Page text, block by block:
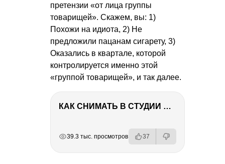
претензии «от лица группы
товарищей». Скажем, вы: 1)
Похожи на идиота, 2) Не
предложили пацанам сигарету, 3)
Оказались в квартале, которой
контролируется именно этой
«группой товарищей», и так далее.
КАК СНИМАТЬ В СТУДИИ СО ВСПЫШКАМИ
39.3 тыс. просмотров 37